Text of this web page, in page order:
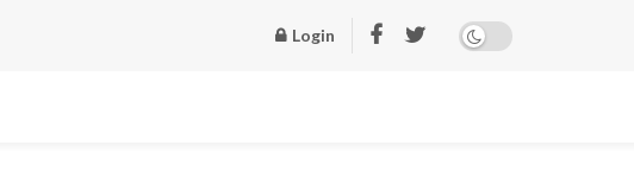
Login